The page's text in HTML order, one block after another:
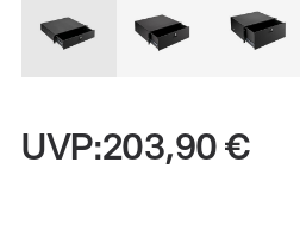
Gesamtkatalog 2026
UVP:203,90 €